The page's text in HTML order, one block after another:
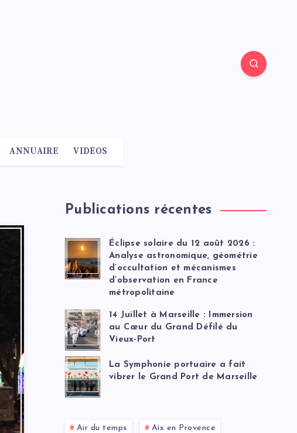
ANNUAIRE VIDEOS
Publications récentes
Éclipse solaire du 12 août 2026 :
Analyse astronomique, géométrie
d’occultation et mécanismes
d’observation en France
métropolitaine
14 Juillet à Marseille : Immersion
au Cœur du Grand Défilé du
Vieux-Port
La Symphonie portuaire a fait
vibrer le Grand Port de Marseille
Air du temps Aix en Provence